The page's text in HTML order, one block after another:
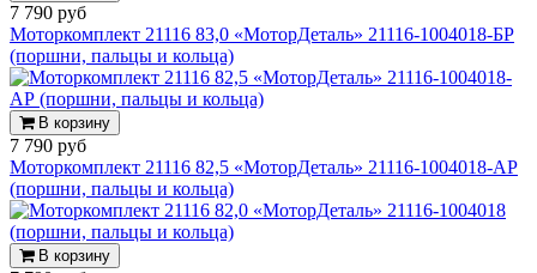
7 790 руб
Моторкомплект 21116 83,0 «МоторДеталь» 21116-1004018-БР
(поршни, пальцы и кольца)
В корзину
7 790 руб
Моторкомплект 21116 82,5 «МоторДеталь» 21116-1004018-АР
(поршни, пальцы и кольца)
В корзину